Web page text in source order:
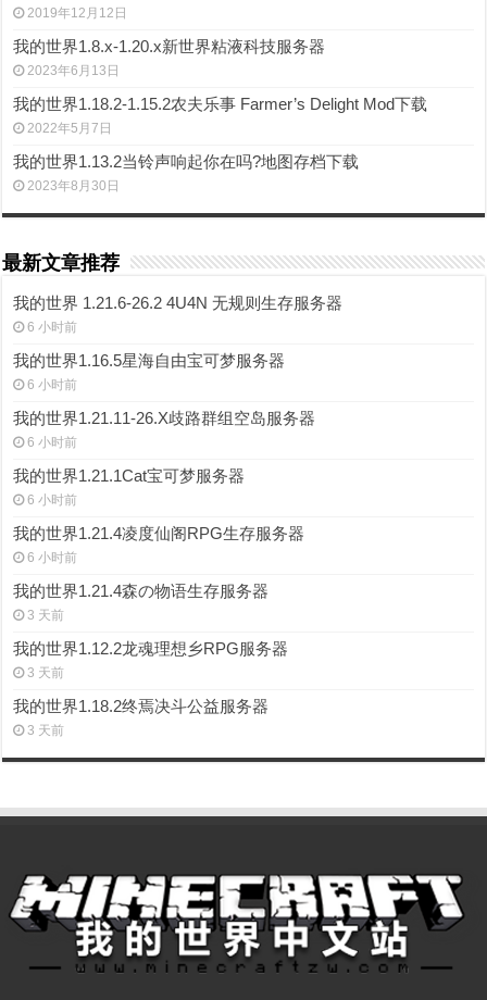
2019年12月12日
我的世界1.8.x-1.20.x新世界粘液科技服务器
2023年6月13日
我的世界1.18.2-1.15.2农夫乐事 Farmer’s Delight Mod下载
2022年5月7日
我的世界1.13.2当铃声响起你在吗?地图存档下载
2023年8月30日
最新文章推荐
我的世界 1.21.6-26.2 4U4N 无规则生存服务器
6 小时前
我的世界1.16.5星海自由宝可梦服务器
6 小时前
我的世界1.21.11-26.X歧路群组空岛服务器
6 小时前
我的世界1.21.1Cat宝可梦服务器
6 小时前
我的世界1.21.4凌度仙阁RPG生存服务器
6 小时前
我的世界1.21.4森の物语生存服务器
3 天前
我的世界1.12.2龙魂理想乡RPG服务器
3 天前
我的世界1.18.2终焉决斗公益服务器
3 天前